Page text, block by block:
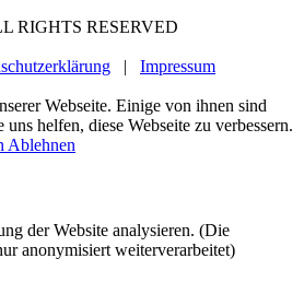
RIGHTS RESERVED
| Impressum
Webseite. Einige von ihnen sind
uns helfen, diese Webseite zu verbessern.
Ablehnen
der Website analysieren. (Die
anonymisiert weiterverarbeitet)